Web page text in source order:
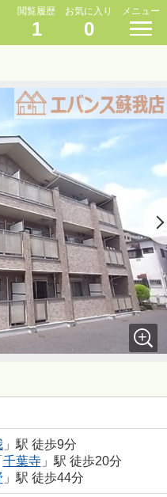
閲覧履歴
1
お気に入り
0
メニュー
」駅 徒歩9分
千葉寺」駅 徒歩20分
」駅 徒歩44分